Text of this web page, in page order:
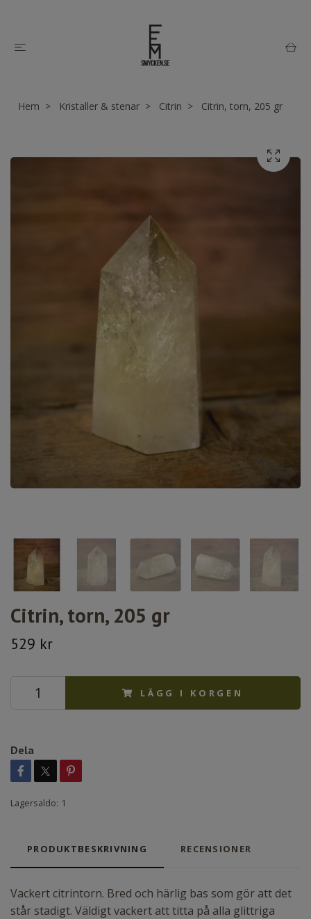
Hem Kristaller & stenar Citrin Citrin, torn, 205 gr
Citrin, torn, 205 gr
529 kr
LÄGG I KORGEN
Dela
Lagersaldo: 1
PRODUKTBESKRIVNING RECENSIONER
Vackert citrintorn. Bred och härlig bas som gör att det
står stadigt. Väldigt vackert att titta på alla glittriga